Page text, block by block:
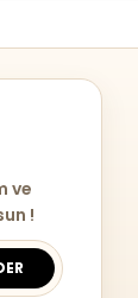
ve
!